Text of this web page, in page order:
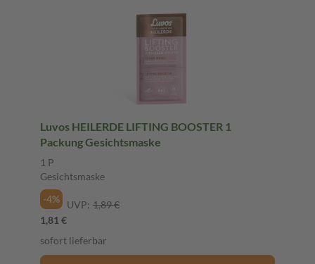
Luvos HEILERDE LIFTING BOOSTER 1
Packung Gesichtsmaske
1 P
Gesichtsmaske
-4%
UVP: 1,89 €
1,81 €
sofort lieferbar